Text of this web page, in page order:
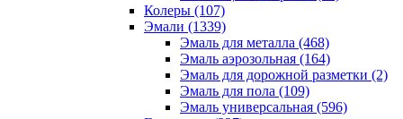
Колеры (107)
Эмали (1339)
Эмаль для металла (468)
Эмаль аэрозольная (164)
Эмаль для дорожной разметки (2)
Эмаль для пола (109)
Эмаль универсальная (596)